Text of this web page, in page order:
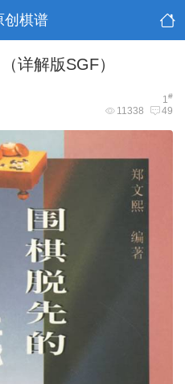
创棋谱
详解版SGF）
1#
11338 49